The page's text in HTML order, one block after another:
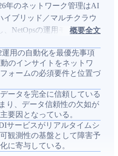
年のネットワーク管理はAI
イブリッド／マルチクラウ
、NetOpsの運用モデルを従
ました。多くの組織がDay 2
し、信頼できるネットワー
統合された可視性が自動化
方、スキルギャップやツー
来テレメトリの収集困難が
。BlueCatは統一されたネ
分散環境の可視性と制御、
SecOps/CloudOpsの連
り効率的で回復力の高いネ
概要全文
運用の自動化を最優先事項
のインサイトをネットワ
ォームの必須要件と位置づ
ータを完全に信頼している
り、データ信頼性の欠如が
要因となっている。
サービスがリアルタイムシ
観測性の基盤として障害予
に寄与している。